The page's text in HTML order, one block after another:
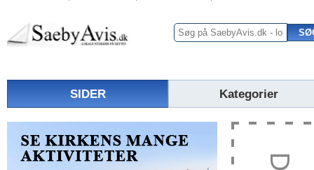
SIDER Kategorier